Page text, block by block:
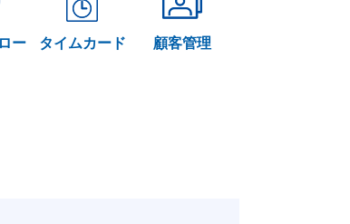
ー タイムカード 顧客管理